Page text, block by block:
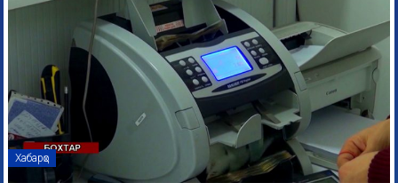
Хабарҳо